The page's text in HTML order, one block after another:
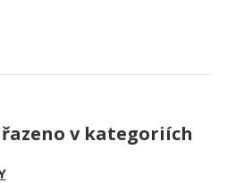
v kategoriích